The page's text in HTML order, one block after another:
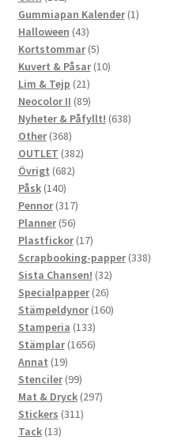
produkter
Gummiapan Kalender 11
Halloween 4343
produkter
Kortstommar 55
produkter
Kuvert & Påsar 1010
Lim & Tejp 2121
produkter
Neocolor II 8989
produkter
Nyheter & Påfyllt! 638638
Other 368368
produkter
OUTLET 382382
Övrigt 682682
Påsk 140140
produkter
Pennor 317317
produkter
Planner 5656
produkter
Plastfickor 1717
produkter
Scrapbooking-papper 338338
Sista Chansen! 3232
produkter
Specialpapper 2626
produkter
Stämpeldynor 160160
Stamperia 133133
produkter
Stämplar 16561656
Annat 1919
produkter
Stenciler 9999
produkter
Mat & Dryck 297297
Stickers 311311
Tack 1313